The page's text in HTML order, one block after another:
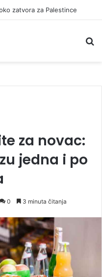
miliona KM?
za novac:
jedna i po
0 3 minuta čitanja